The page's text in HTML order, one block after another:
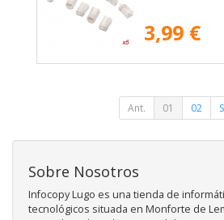
3,99 €
Ant. 01 02
Sobre Nosotros
Infocopy Lugo es una tienda de
tecnológicos situada en Monforte de